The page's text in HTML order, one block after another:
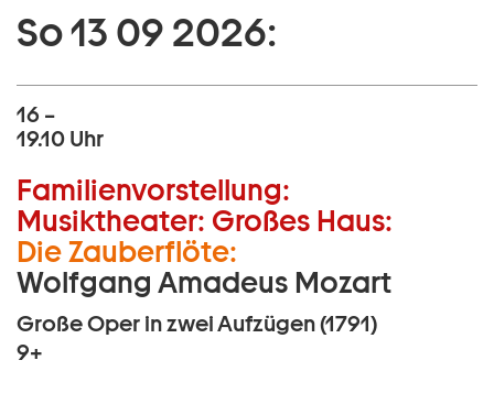
So 13 09 2026:
16 –
19.10 Uhr
Familienvorstellung:
Musiktheater: Großes Haus:
Die Zauberflöte:
Wolfgang Amadeus Mozart
Große Oper in zwei Aufzügen (1791)
9+